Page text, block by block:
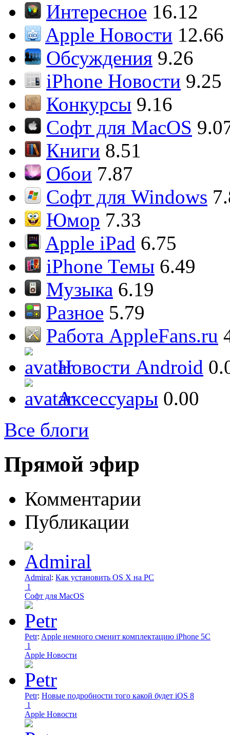
Интересное 16.12
Apple Новости 12.66
Обсуждения 9.26
iPhone Новости 9.25
Конкурсы 9.16
Софт для MacOS
Книги 8.51
Обои 7.87
Софт для Windows
Юмор 7.33
Apple iPad 6.75
iPhone Темы 6.49
Музыка 6.19
Разное 5.79
Работа AppleFans.ru
Новости Android
Аксессуары 0.00
Все блоги
Прямой эфир
Комментарии
Публикации
Admiral: Как установить OS X на PC
1
Софт для MacOS
Petr: Apple немного сменит комплектацию iPhone 5C
1
Apple Новости
Petr: Новые подробности того какой будет iOS 8
1
Apple Новости